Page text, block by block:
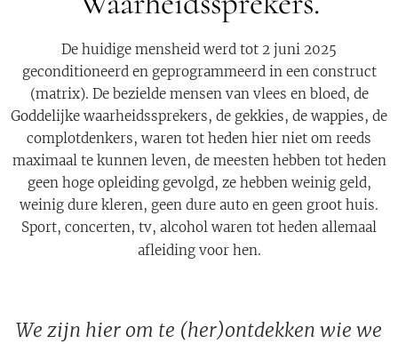
De huidige mensheid werd tot 2 juni 2025
geconditioneerd en geprogrammeerd in een construct
(matrix). De bezielde mensen van vlees en bloed, de
Goddelijke waarheidssprekers, de gekkies, de wappies, de
complotdenkers, waren tot heden hier niet om reeds
maximaal te kunnen leven, de meesten hebben tot heden
geen hoge opleiding gevolgd, ze hebben weinig geld,
weinig dure kleren, geen dure auto en geen groot huis.
Sport, concerten, tv, alcohol waren tot heden allemaal
afleiding voor hen.
We zijn hier om te (her)ontdekken wie we